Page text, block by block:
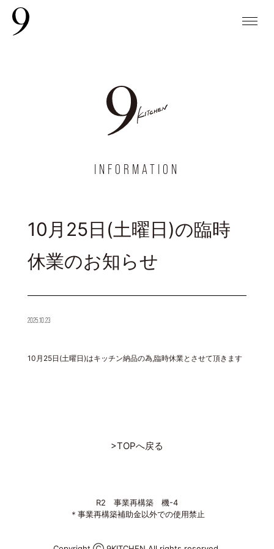
INFORMATION
10月25日(土曜日)の臨時
休業のお知らせ
2025.10.23
10月25日(土曜日)はキッチン納品の為,臨時休業とさせて頂きます
>TOPへ戻る
R2 事業再構築 機-4
＊事業再構築補助金以外での使用禁止